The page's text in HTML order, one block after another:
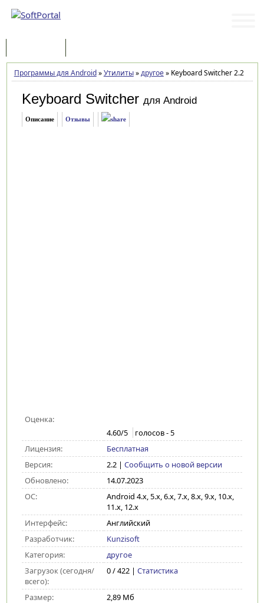
Программы для Android»Утилиты»другое»Keyboard Switcher 2.2
Keyboard Switcher для Android
Описание Отзывы
Оценка:
4.60/5 голосов -5
Лицензия:
Бесплатная
Версия:
2.2| Сообщить о новой версии
Обновлено:
14.07.2023
ОС:
Android 4.x, 5.x, 6.x, 7.x, 8.x, 9.x, 10.x,
11.x, 12.x
Интерфейс:
Английский
Разработчик:
Kunzisoft
Категория:
другое
Загрузок (сегодня/
всего):
0 / 422 | Статистика
Размер: 2,89 Мб